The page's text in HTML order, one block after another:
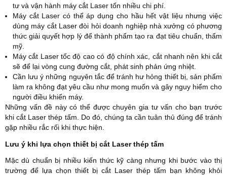
tư và vận hành máy cắt Laser tốn nhiều chi phí.
Máy cắt Laser có thể áp dụng cho hầu hết vật liệu nhưng việc
dùng máy cắt Laser đòi hỏi doanh nghiệp nhà xưởng có phương
thức giải quyết hợp lý để thành phẩm tạo ra đạt tiêu chuẩn, thẩm
mỹ.
Máy cắt Laser tốc độ cao có độ chính xác, cắt nhanh nên khi cắt
sẽ để lại vòng cung đường cắt, phát sinh phản ứng nhiệt.
Cần lưu ý những nguyên tắc để tránh hư hỏng thiết bị, sản phẩm
làm ra không đạt yêu cầu như mong muốn và gây nguy hiểm cho
người điều khiển máy.
Những vấn đề này có thể được chuyên gia tư vấn cho bạn trước
khi cắt Laser thép tấm. Do đó, chúng ta cần tuân thủ đúng để tránh
gặp nhiều rắc rối khi thực hiện.
Lưu ý khi lựa chọn thiết bị cắt Laser thép tấm
Mặc dù chuẩn bị nhiều kiến thức kỹ càng nhưng khi bước vào thị
trường để lựa chọn thiết bị cắt Laser thép tấm bạn không khỏi